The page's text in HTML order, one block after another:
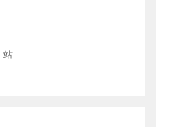
站